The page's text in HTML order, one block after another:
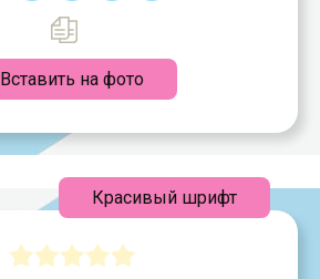
Вставить на фото
Красивый шрифт